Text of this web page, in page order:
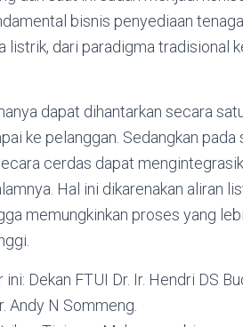
bisnis penyediaan
listrik, dari paradigma tradisional
dapat dihantarkan secara
ke pelanggan. Sedangkan pada
cerdas dapat
Hal ini dikarenakan aliran
memungkinkan proses yang
Dekan FTUI Dr. Ir. Hendri DS
Andy N Sommeng.